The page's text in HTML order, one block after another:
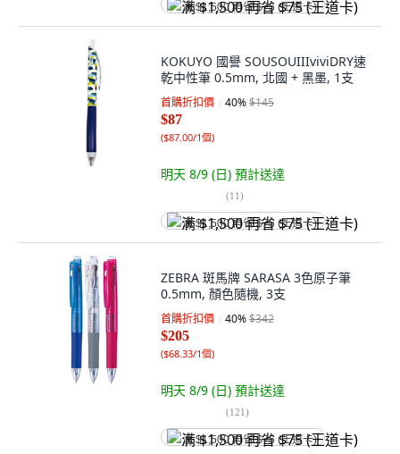
满 $1,500 再省 $75 (王道卡)
KOKUYO 國譽 SOUSOUIIIviviDRY速
乾中性筆 0.5mm, 北國 + 黑墨, 1支
首購折扣價 40%$145
$87
($87.00/1個)
明天 8/9 (日) 預計送達
(11)
满 $1,500 再省 $75 (王道卡)
ZEBRA 斑馬牌 SARASA 3色原子筆
0.5mm, 顏色隨機, 3支
首購折扣價 40%$342
$205
($68.33/1個)
明天 8/9 (日) 預計送達
(121)
满 $1,500 再省 $75 (王道卡)